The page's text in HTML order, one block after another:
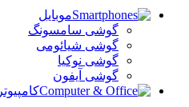
موبایل
گوشی سامسونگ
گوشی شیائومی
گوشی نوکیا
گوشی آیفون
کامپیوتر